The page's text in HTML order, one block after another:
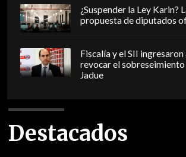
¿Suspender la Ley Karin?
propuesta de diputados
Fiscalía y el SII
revocar el sobreseimiento
Jadue
Destacados